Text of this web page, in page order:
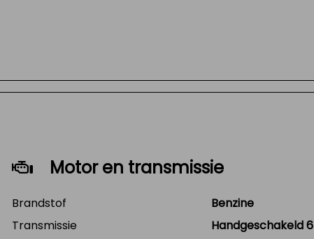
Motor en transmissie
Brandstof
Benzine
Transmissie
Handgeschakeld 6